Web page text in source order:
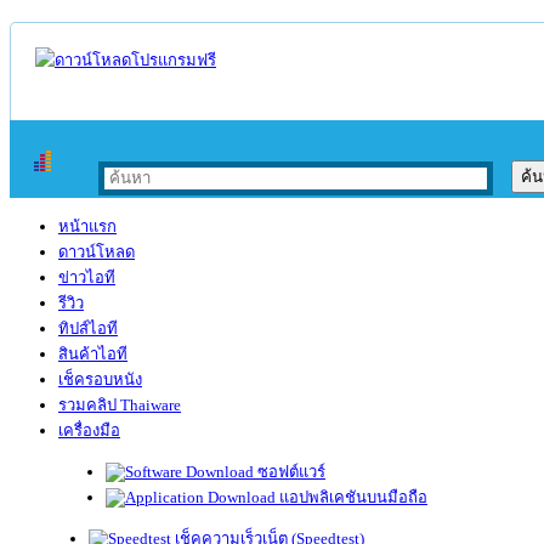
หน้าแรก
ดาวน์โหลด
ข่าวไอที
รีวิว
ทิปส์ไอที
สินค้าไอที
เช็ครอบหนัง
รวมคลิป Thaiware
เครื่องมือ
ซอฟต์แวร์
แอปพลิเคชันบนมือถือ
เช็คความเร็วเน็ต (Speedtest)